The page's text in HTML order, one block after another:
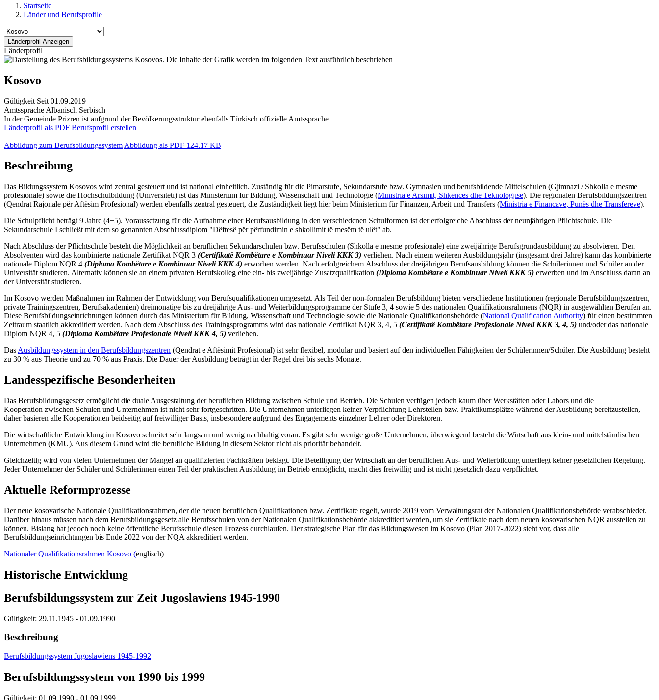
Startseite
Länder und Berufsprofile
Länderprofil
Kosovo
Gültigkeit Seit 01.09.2019
Amtssprache Albanisch Serbisch
In der Gemeinde Prizren ist aufgrund der Bevölkerungsstruktur ebenfalls Türkisch offizielle Amtssprache.
Länderprofil als PDF Berufsprofil erstellen
Abbildung zum Berufsbildungssystem Abbildung als PDF 124.17 KB
Beschreibung
Das Bildungssystem Kosovos wird zentral gesteuert und ist national einheitlich. Zuständig für die Pimarstufe, Sekundarstufe bzw. Gymnasien und berufsbildende Mittelschulen (Gjimnazi / Shkolla e mesme
profesionale) sowie die Hochschulbildung (Universiteti) ist das Ministerium für Bildung, Wissenschaft und Technologie (Ministria e Arsimit, Shkencës dhe Teknologjisë). Die regionalen Berufsbildungszentren
(Qendrat Rajonale për Aftësim Profesional) werden ebenfalls zentral gesteuert, die Zuständigkeit liegt hier beim Ministerium für Finanzen, Arbeit und Transfers (Ministria e Financave, Punës dhe Transfereve).
Die Schulpflicht beträgt 9 Jahre (4+5). Voraussetzung für die Aufnahme einer Berufsausbildung in den verschiedenen Schulformen ist der erfolgreiche Abschluss der neunjährigen Pflichtschule. Die
Sekundarschule I schließt mit dem so genannten Abschlussdiplom "Dëftesë për përfundimin e shkollimit të mesëm të ulët" ab.
Nach Abschluss der Pflichtschule besteht die Möglichkeit an beruflichen Sekundarschulen bzw. Berufsschulen (Shkolla e mesme profesionale) eine zweijährige Berufsgrundausbildung zu absolvieren. Den
Absolventen wird das kombinierte nationale Zertifikat NQR 3 (Certifikatë Kombëtare e Kombinuar Niveli KKK 3) verliehen. Nach einem weiteren Ausbildungsjahr (insgesamt drei Jahre) kann das kombinierte
nationale Diplom NQR 4 (Diploma Kombëtare e Kombinuar Niveli KKK 4) erworben werden. Nach erfolgreichem Abschluss der dreijährigen Berufsausbildung können die Schülerinnen und Schüler an der
Universität studieren. Alternativ können sie an einem privaten Berufskolleg eine ein- bis zweijährige Zusatzqualifikation (Diploma Kombëtare e Kombinuar Niveli KKK 5) erwerben und im Anschluss daran an
der Universität studieren.
Im Kosovo werden Maßnahmen im Rahmen der Entwicklung von Berufsqualifikationen umgesetzt. Als Teil der non-formalen Berufsbildung bieten verschiedene Institutionen (regionale Berufsbildungszentren,
private Trainingszentren, Berufsakademien) dreimonatige bis zu dreijährige Aus- und Weiterbildungsprogramme der Stufe 3, 4 sowie 5 des nationalen Qualifikationsrahmens (NQR) in ausgewählten Berufen an.
Diese Berufsbildungseinrichtungen können durch das Ministerium für Bildung, Wissenschaft und Technologie sowie die Nationale Qualifikationsbehörde (National Qualification Authority) für einen bestimmten
Zeitraum staatlich akkreditiert werden. Nach dem Abschluss des Trainingsprogramms wird das nationale Zertifikat NQR 3, 4, 5 (Certifikatë Kombëtare Profesionale Niveli KKK 3, 4, 5) und/oder das nationale
Diplom NQR 4, 5 (Diploma Kombëtare Profesionale Niveli KKK 4, 5) verliehen.
Das Ausbildungssystem in den Berufsbildungszentren (Qendrat e Aftësimit Profesional) ist sehr flexibel, modular und basiert auf den individuellen Fähigkeiten der Schülerinnen/Schüler. Die Ausbildung besteht
zu 30 % aus Theorie und zu 70 % aus Praxis. Die Dauer der Ausbildung beträgt in der Regel drei bis sechs Monate.
Landesspezifische Besonderheiten
Das Berufsbildungsgesetz ermöglicht die duale Ausgestaltung der beruflichen Bildung zwischen Schule und Betrieb. Die Schulen verfügen jedoch kaum über Werkstätten oder Labors und die
Kooperation zwischen Schulen und Unternehmen ist nicht sehr fortgeschritten. Die Unternehmen unterliegen keiner Verpflichtung Lehrstellen bzw. Praktikumsplätze während der Ausbildung bereitzustellen,
daher basieren alle Kooperationen beidseitig auf freiwilliger Basis, insbesondere aufgrund des Engagements einzelner Lehrer oder Direktoren.
Die wirtschaftliche Entwicklung im Kosovo schreitet sehr langsam und wenig nachhaltig voran. Es gibt sehr wenige große Unternehmen, überwiegend besteht die Wirtschaft aus klein- und mittelständischen
Unternehmen (KMU). Aus diesem Grund wird die berufliche Bildung in diesem Sektor nicht als prioritär behandelt.
Gleichzeitig wird von vielen Unternehmen der Mangel an qualifizierten Fachkräften beklagt. Die Beteiligung der Wirtschaft an der beruflichen Aus- und Weiterbildung unterliegt keiner gesetzlichen Regelung.
Jeder Unternehmer der Schüler und Schülerinnen einen Teil der praktischen Ausbildung im Betrieb ermöglicht, macht dies freiwillig und ist nicht gesetzlich dazu verpflichtet.
Aktuelle Reformprozesse
Der neue kosovarische Nationale Qualifikationsrahmen, der die neuen beruflichen Qualifikationen bzw. Zertifikate regelt, wurde 2019 vom Verwaltungsrat der Nationalen Qualifikationsbehörde verabschiedet.
Darüber hinaus müssen nach dem Berufsbildungsgesetz alle Berufsschulen von der Nationalen Qualifikationsbehörde akkreditiert werden, um sie Zertifikate nach dem neuen kosovarischen NQR ausstellen zu
können. Bislang hat jedoch noch keine öffentliche Berufsschule diesen Prozess durchlaufen. Der strategische Plan für das Bildungswesen im Kosovo (Plan 2017-2022) sieht vor, dass alle
Berufsbildungseinrichtungen bis Ende 2022 von der NQA akkreditiert werden.
Nationaler Qualifikationsrahmen Kosovo (englisch)
Historische Entwicklung
Berufsbildungssystem zur Zeit Jugoslawiens 1945-1990
Gültigkeit: 29.11.1945 - 01.09.1990
Beschreibung
Berufsbildungssystem Jugoslawiens 1945-1992
Berufsbildungssystem von 1990 bis 1999
Gültigkeit: 01.09.1990 - 01.09.1999